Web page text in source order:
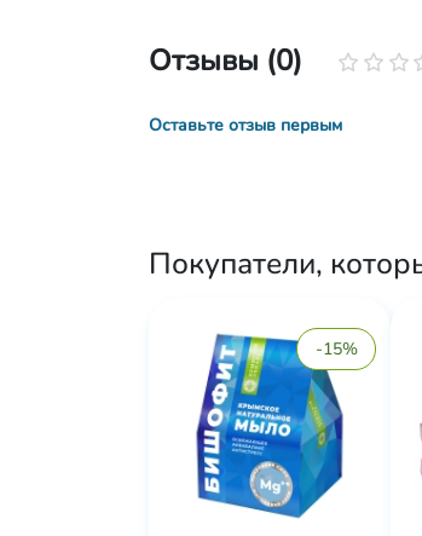
Отзывы (0)
Оставьте отзыв первым
Покупатели,
-15%